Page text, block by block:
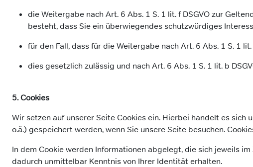
die Weitergabe nach Art. 6 Abs. 1 S. 1 lit. f DSGVO zur
besteht, dass Sie ein überwiegendes schutzwürdiges
für den Fall, dass für die Weitergabe nach Art. 6 Abs. 1 S. 1
dies gesetzlich zulässig und nach Art. 6 Abs. 1 S. 1 lit. b
5. Cookies
Wir setzen auf unserer Seite Cookies ein. Hierbei handelt es
o.ä.) gespeichert werden, wenn Sie unsere Seite besuchen.
In dem Cookie werden Informationen abgelegt, die sich jeweils
dadurch unmittelbar Kenntnis von Ihrer Identität erhalten.